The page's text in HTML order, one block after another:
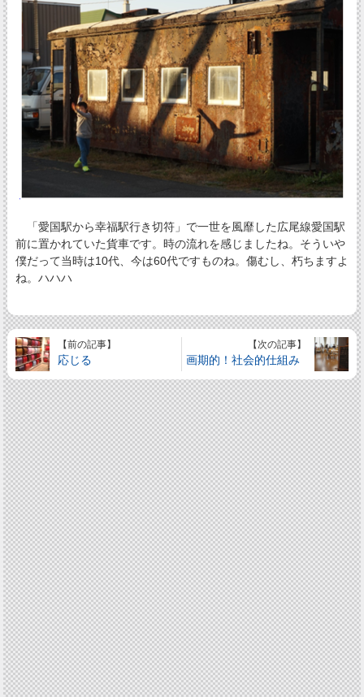
「愛国駅から幸福駅行き切符」で一世を風靡した広尾線愛国駅
前に置かれていた貨車です。時の流れを感じましたね。そういや
僕だって当時は10代、今は60代ですものね。傷むし、朽ちますよ
ね。ハハハ
【前の記事】
応じる
【次の記事】
画期的！社会的仕組み